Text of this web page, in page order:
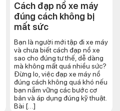
Cách đạp nổ xe máy
đúng cách​ không bị
mất sức
Bạn là người mới tập đi xe máy
và chưa biết cách đạp nổ xe
sao cho đúng tư thế, dễ dàng
mà không mất quá nhiều sức?
Đừng lo, việc đạp xe máy nổ
đúng cách không quá khó nếu
bạn nắm vững các bước cơ
bản và áp dụng đúng kỹ thuật.
Bài […]